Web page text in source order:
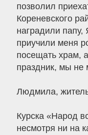
позволил
Кореневского
наградили папу,
приучили меня
посещать храм,
праздник, мы не
Людмила,
Курска «Народ
несмотря ни на